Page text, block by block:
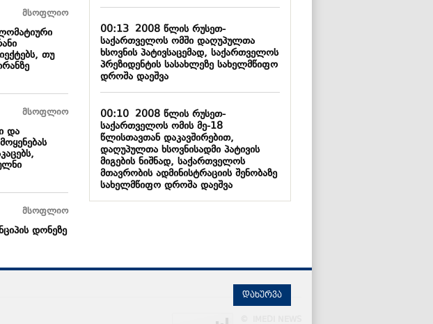
მსოფლიო
თუ
მსოფლიო
და
მსოფლიო
დონეზე
00:132008 წლის რუსეთ-
საქართველოს ომში დაღუპულთა
ხსოვნის პატივსაცემად, საქართველოს
პრეზიდენტის სასახლეზე სახელმწიფო
დროშა დაეშვა
00:102008 წლის რუსეთ-
საქართველოს ომის მე-18
წლისთავთან დაკავშირებით,
დაღუპულთა ხსოვნისადმი პატივის
მიგების ნიშნად, საქართველოს
მთავრობის ადმინისტრაციის შენობაზე
სახელმწიფო დროშა დაეშვა
დახურვა